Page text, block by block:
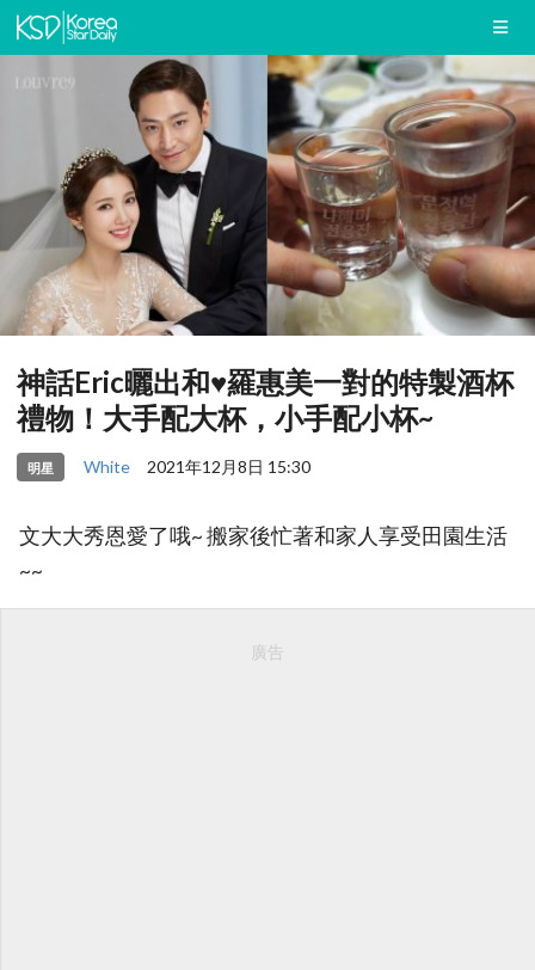
神話Eric曬出和♥羅惠美一對的特製酒杯
禮物！大手配大杯，小手配小杯~
明星 White 2021年12月8日 15:30
文大大秀恩愛了哦~ 搬家後忙著和家人享受田園生活
~~
廣告